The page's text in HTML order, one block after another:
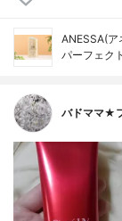
ANESSA(ア
パーフェク
バドママ★